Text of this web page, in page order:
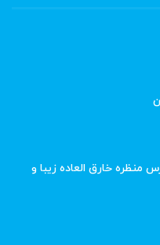
منظره خارق العاده زیبا و